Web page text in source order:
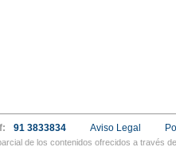
91 3833834 Aviso Legal
de los contenidos ofrecidos a través